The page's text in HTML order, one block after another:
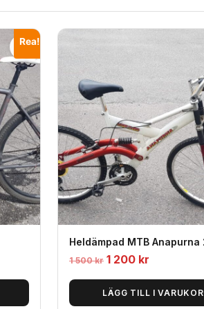
Rea!
Heldämpad MTB Anapurna
1 500kr Det
ursprungliga
priset
1 200 kr
priset
LÄGG TILL I